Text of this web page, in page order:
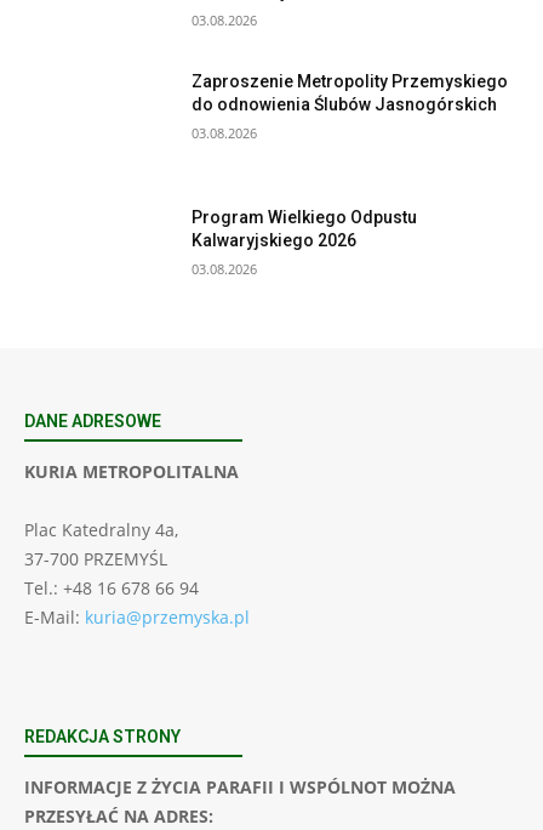
03.08.2026
Zaproszenie Metropolity Przemyskiego
do odnowienia Ślubów Jasnogórskich
03.08.2026
Program Wielkiego Odpustu
Kalwaryjskiego 2026
03.08.2026
DANE ADRESOWE
KURIA METROPOLITALNA
Plac Katedralny 4a,
37-700 PRZEMYŚL
Tel.: +48 16 678 66 94
E-Mail: kuria@przemyska.pl
REDAKCJA STRONY
INFORMACJE Z ŻYCIA PARAFII I WSPÓLNOT MOŻNA
PRZESYŁAĆ NA ADRES: